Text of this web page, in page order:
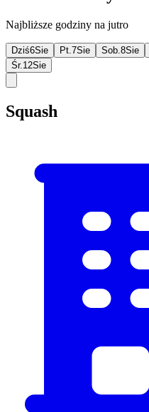
Najbliższe godziny na jutro
Dziś6Sie Pt. 7Sie Sob. 8Sie
Śr. 12Sie
Squash